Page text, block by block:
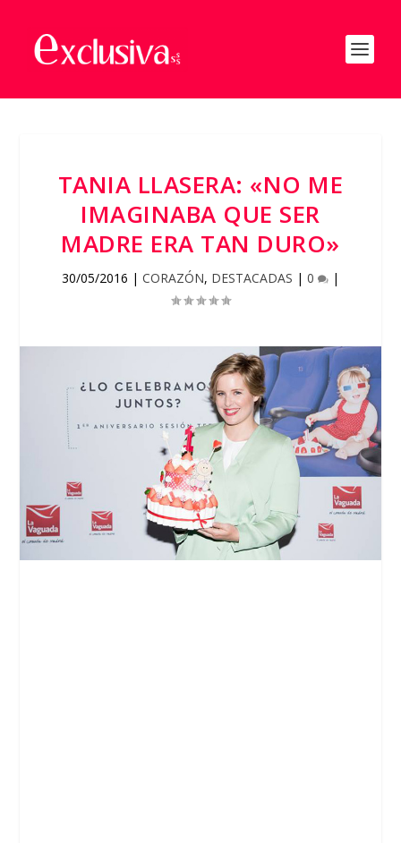
TANIA LLASERA: «NO ME
IMAGINABA QUE SER
MADRE ERA TAN DURO»
30/05/2016 | CORAZÓN, DESTACADAS | 0 |